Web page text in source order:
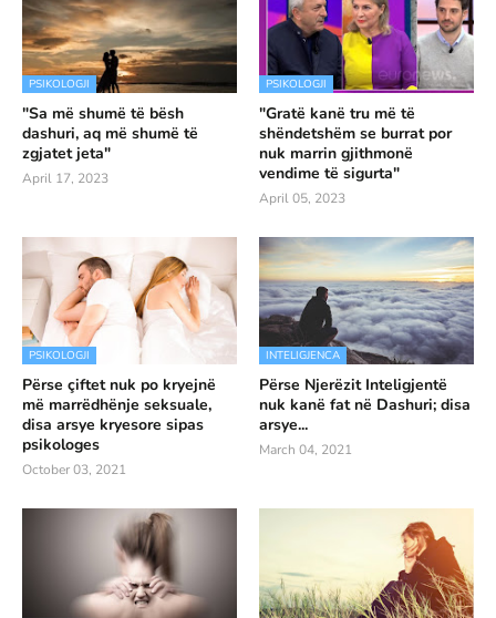
PSIKOLOGJI
"Sa më shumë të bësh
dashuri, aq më shumë të
zgjatet jeta"
April 17, 2023
PSIKOLOGJI
"Gratë kanë tru më të
shëndetshëm se burrat por
nuk marrin gjithmonë
vendime të sigurta"
April 05, 2023
PSIKOLOGJI
Përse çiftet nuk po kryejnë
më marrëdhënje seksuale,
disa arsye kryesore sipas
psikologes
October 03, 2021
INTELIGJENCA
Përse Njerëzit Inteligjentë
nuk kanë fat në Dashuri; disa
arsye...
March 04, 2021